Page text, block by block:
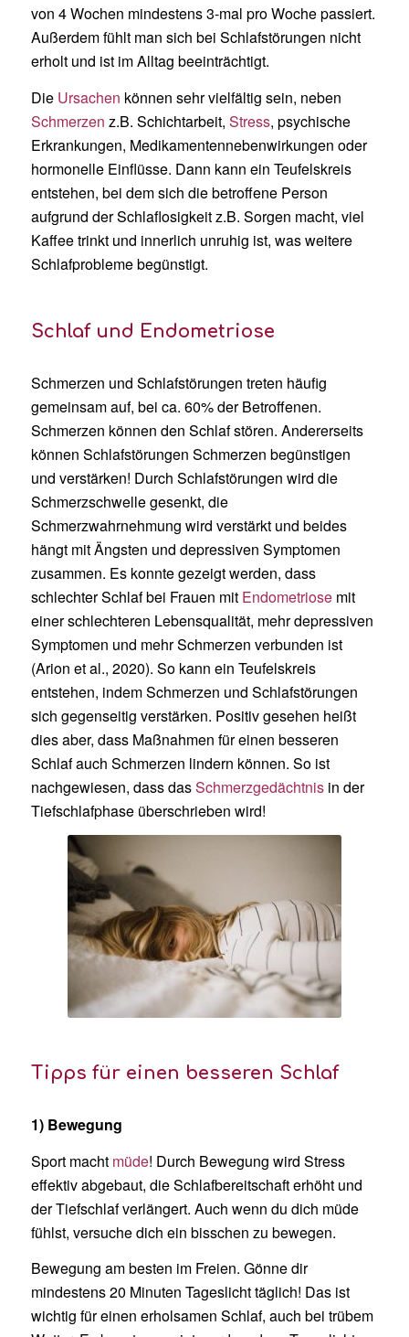
von 4 Wochen mindestens 3-mal pro Woche passiert.
Außerdem fühlt man sich bei Schlafstörungen nicht
erholt und ist im Alltag beeinträchtigt.
Die Ursachen können sehr vielfältig sein, neben
Schmerzen z.B. Schichtarbeit, Stress, psychische
Erkrankungen, Medikamentennebenwirkungen oder
hormonelle Einflüsse. Dann kann ein Teufelskreis
entstehen, bei dem sich die betroffene Person
aufgrund der Schlaflosigkeit z.B. Sorgen macht, viel
Kaffee trinkt und innerlich unruhig ist, was weitere
Schlafprobleme begünstigt.
Schlaf und Endometriose
Schmerzen und Schlafstörungen treten häufig
gemeinsam auf, bei ca. 60% der Betroffenen.
Schmerzen können den Schlaf stören. Andererseits
können Schlafstörungen Schmerzen begünstigen
und verstärken! Durch Schlafstörungen wird die
Schmerzschwelle gesenkt, die
Schmerzwahrnehmung wird verstärkt und beides
hängt mit Ängsten und depressiven Symptomen
zusammen. Es konnte gezeigt werden, dass
schlechter Schlaf bei Frauen mit Endometriosemit
einer schlechteren Lebensqualität, mehr depressiven
Symptomen und mehr Schmerzen verbunden ist
(Arion et al., 2020). So kann ein Teufelskreis
entstehen, indem Schmerzen und Schlafstörungen
sich gegenseitig verstärken. Positiv gesehen heißt
dies aber, dass Maßnahmen für einen besseren
Schlaf auch Schmerzen lindern können. So ist
nachgewiesen, dass dasSchmerzgedächtnisin der
Tiefschlafphase überschrieben wird!
Tipps für einen besseren Schlaf
1) Bewegung
Sport macht müde! Durch Bewegung wird Stress
effektiv abgebaut, die Schlafbereitschaft erhöht und
der Tiefschlaf verlängert. Auch wenn du dich müde
fühlst, versuche dich ein bisschen zu bewegen.
Bewegung am besten im Freien. Gönne dir
mindestens 20 Minuten Tageslicht täglich! Das ist
wichtig für einen erholsamen Schlaf, auch bei trübem